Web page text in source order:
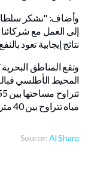
وأضاف: "نشكر سلطات
إلى العمل مع
نتائج إيجابية تعود
المحيط الأطلسي
مياه تتراوح بين 40 مترا و4 آلاف متر.
Source:Al Sharq